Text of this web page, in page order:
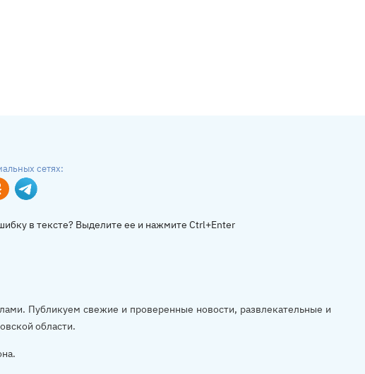
сетях:
Telegram
в тексте? Выделите ее и нажмите Ctrl+Enter
Публикуем свежие и проверенные новости, развлекательные и
области.